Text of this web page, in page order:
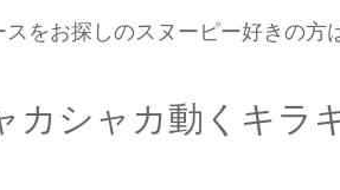
をお探しのスヌーピー好きの方
カシャカ動くキラ